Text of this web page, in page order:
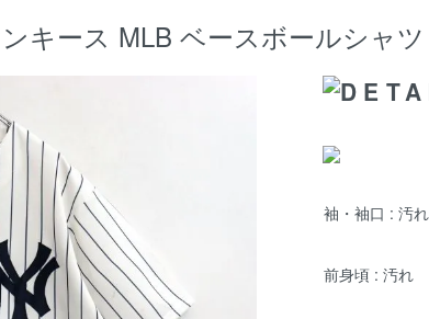
キース MLB ベースボールシャ
袖・袖口 : 汚れ
前身頃 : 汚れ